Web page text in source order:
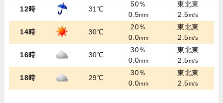
12時 31℃
50％
0.5mm
東北東
2.5m/s
14時 30℃
20％
0.0mm
東北東
2.5m/s
16時 30℃
30％
0.0mm
東北東
2.5m/s
18時 29℃
30％
0.0mm
東北東
2.5m/s